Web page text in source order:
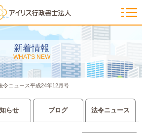
新着情報
WHAT'S NEW
令ニュース平成24年12月号
らせ ブログ 法令ニュース
HOME
アイリスの紹介
代表ご挨拶・経営理念・アイリス
のお約束
会社概要・アクセスマップ
サービス一覧